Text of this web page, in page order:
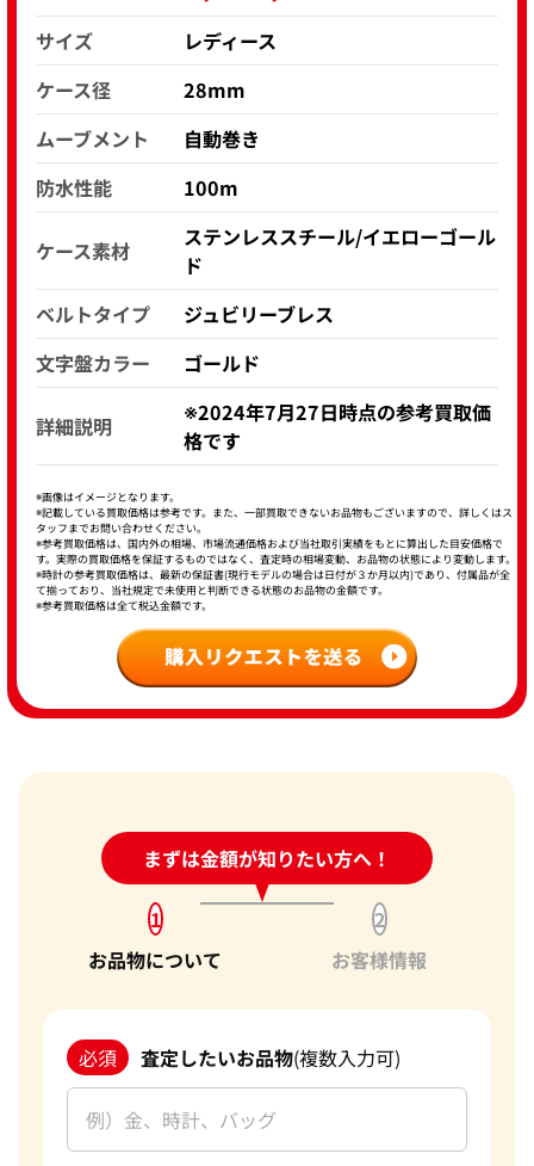
サイズ
レディース
ケース径
28mm
ムーブメント
自動巻き
防水性能
100m
ケース素材
ステンレススチール/イエローゴール
ド
ベルトタイプ
ジュビリーブレス
文字盤カラー
ゴールド
詳細説明
※2024年7月27日時点の参考買取価
格です
※画像はイメージとなります。
※記載している買取価格は参考です。また、一部買取できないお品物もございますので、詳しくはス
タッフまでお問い合わせください。
※参考買取価格は、国内外の相場、市場流通価格および当社取引実績をもとに算出した目安価格で
す。実際の買取価格を保証するものではなく、査定時の相場変動、お品物の状態により変動します。
※時計の参考買取価格は、最新の保証書(現行モデルの場合は日付が３か月以内)であり、付属品が全
て揃っており、当社規定で未使用と判断できる状態のお品物の金額です。
※参考買取価格は全て税込金額です。
まずは金額が知りたい方へ！
24時間受付中!問い合わせフォーム
1
お品物について
2
お客様情報
必須 査定したいお品物(複数入力可)